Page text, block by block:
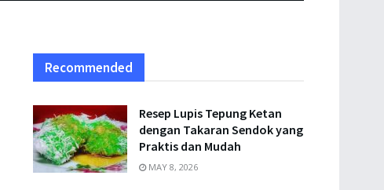
Recommended
Resep Lupis Tepung Ketan
dengan Takaran Sendok yang
Praktis dan Mudah
MAY 8, 2026